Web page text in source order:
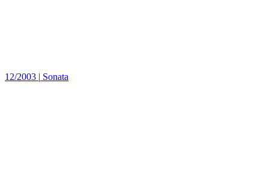
12/2003 | Sonata